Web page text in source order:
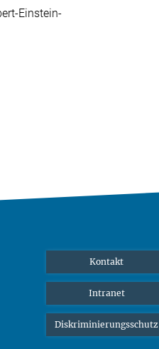
Einstein-
Kontakt
Intranet
Diskriminierungsschutz